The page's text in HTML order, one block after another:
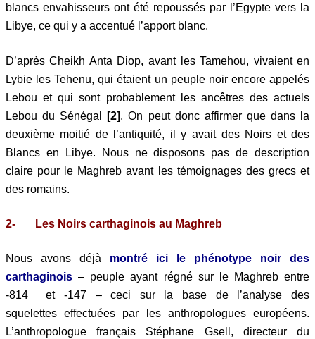
blancs envahisseurs ont été repoussés par l’Egypte vers la
Libye, ce qui y a accentué l’apport blanc.
D’après Cheikh Anta Diop, avant les Tamehou, vivaient en
Lybie les Tehenu, qui étaient un peuple noir encore appelés
Lebou et qui sont probablement les ancêtres des actuels
Lebou du Sénégal
[2]. On peut donc affirmer que dans la
deuxième moitié de l’antiquité, il y avait des Noirs et des
Blancs en Libye. Nous ne disposons pas de description
claire pour le Maghreb avant les témoignages des grecs et
des romains.
2- Les Noirs carthaginois au Maghreb
Nous avons déjà montré ici le phénotype noir des
carthaginois– peuple ayant régné sur le Maghreb entre
-814 et -147 – ceci sur la base de l’analyse des
squelettes effectuées par les anthropologues européens.
L’anthropologue français Stéphane Gsell, directeur du